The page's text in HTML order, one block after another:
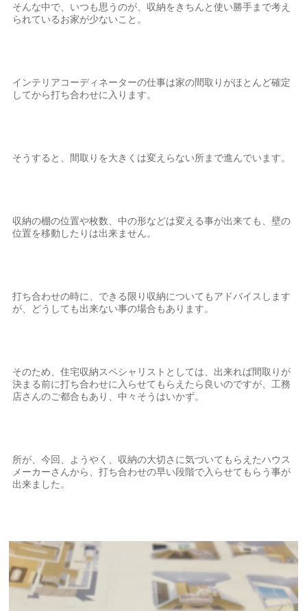
そんな中で、いつも思うのが、収納をきちんと使い勝手まで考え
られているお家が少ないこと。
インテリアコーディネーターの仕事は家の間取りがほとんど確定
してから打ち合わせに入ります。
そうすると、間取りを大きくは変えらない所まで進んでいます。
収納の棚の位置や枚数、中の形などは変える事が出来ても、壁の
位置を移動したりは出来ません。
打ち合わせの時に、できる限り収納についてもアドバイスします
が、どうしても出来ない事の場合もあります。
そのため、住宅収納スペシャリストとしては、出来れば間取りが
決まる前に打ち合わせに入らせてもらえたら良いのですが、工務
店さんのご都合もあり、中々そうはいかず。
所が、今回、ようやく、収納の大切さに気づいてもらえたハウス
メーカーさんから、打ち合わせの早い段階で入らせてもらう事が
出来ました。